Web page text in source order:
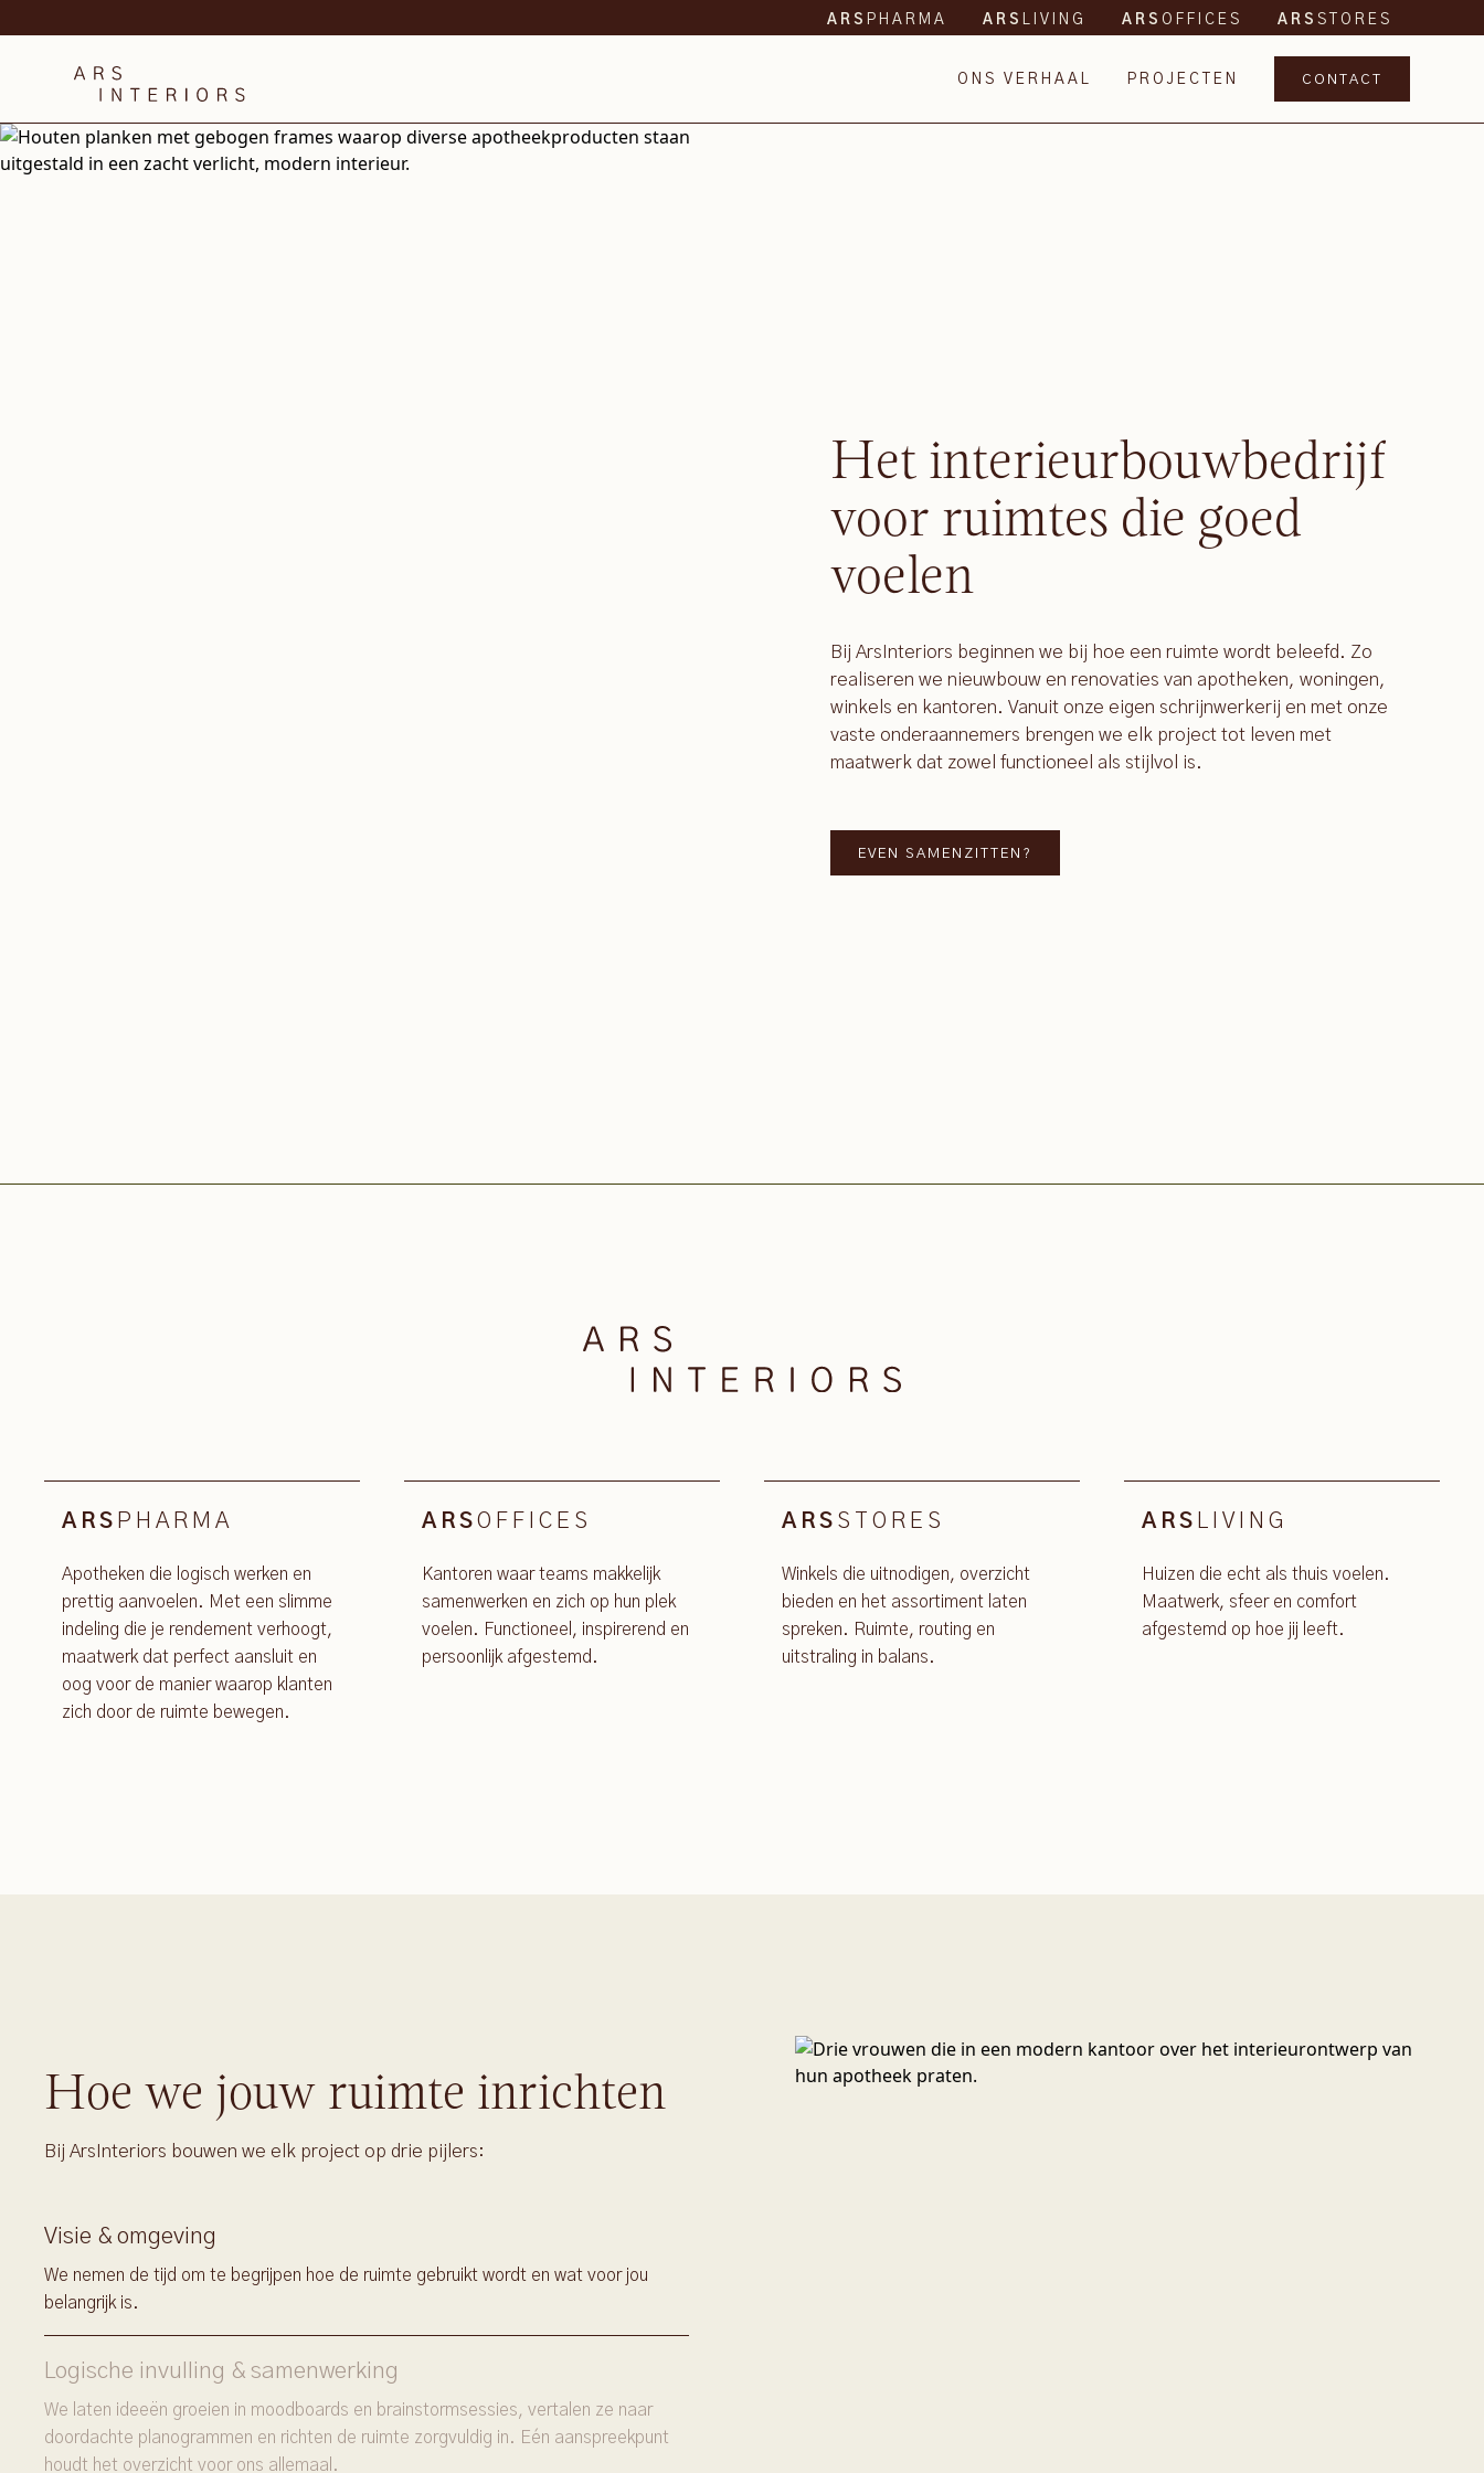
ARS PHARMA ARS LIVING ARS OFFICES ARS STORES
ONS VERHAAL PROJECTEN CONTACT
Het interieurbouwbedrijf
voor ruimtes die goed
voelen
Bij ArsInteriors beginnen we bij hoe een ruimte wordt beleefd. Zo
realiseren we nieuwbouw en renovaties van apotheken, woningen,
winkels en kantoren. Vanuit onze eigen schrijnwerkerij en met onze
vaste onderaannemers brengen we elk project tot leven met
maatwerk dat zowel functioneel als stijlvol is.
EVEN SAMENZITTEN?
ARS PHARMA
Apotheken die logisch werken en
prettig aanvoelen. Met een slimme
indeling die je rendement verhoogt,
maatwerk dat perfect aansluit en
oog voor de manier waarop klanten
zich door de ruimte bewegen.
ARS OFFICES
Kantoren waar teams makkelijk
samenwerken en zich op hun plek
voelen. Functioneel, inspirerend en
persoonlijk afgestemd.
ARS STORES
Winkels die uitnodigen, overzicht
bieden en het assortiment laten
spreken. Ruimte, routing en
uitstraling in balans.
ARS LIVING
Huizen die echt als thuis voelen.
Maatwerk, sfeer en comfort
afgestemd op hoe jij leeft.
Hoe we jouw ruimte inrichten
Bij ArsInteriors bouwen we elk project op drie pijlers:
Visie & omgeving
We nemen de tijd om te begrijpen hoe de ruimte gebruikt wordt en wat voor jou
belangrijk is.
Logische invulling & samenwerking
We laten ideeën groeien in moodboards en brainstormsessies, vertalen ze naar
doordachte planogrammen en richten de ruimte zorgvuldig in. Eén aanspreekpunt
houdt het overzicht voor ons allemaal.